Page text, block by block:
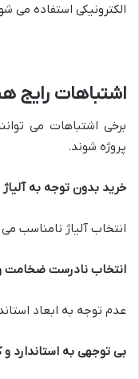
الکترونیکی استفاده می
اشتباهات رایج
برخی اشتباهات می
پروژه شوند.
خرید بدون توجه به آلیاژ
انتخاب آلیاژ نامناسب
انتخاب نادرست ضخامت
عدم توجه به ابعاد
بی توجهی به